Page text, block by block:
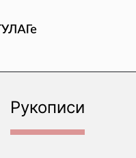
Рукописи